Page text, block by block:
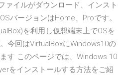
ァイルがダウンロード、インスト
バージョンはHome、Proです。
を利用し仮想端末上でOSを
今回はVirtualBoxにWindows10の
す このページでは、Windows 10
をインストールする方法をご紹